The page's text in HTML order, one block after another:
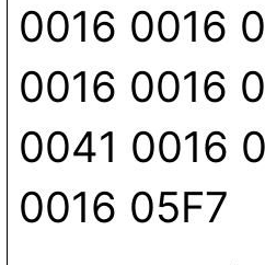
0016 0016
0016 0016
0041 0016
0016 05F7